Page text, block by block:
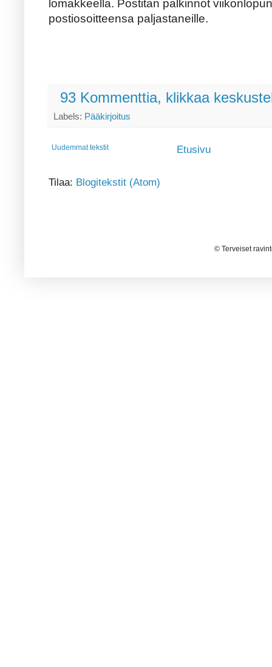
lomakkeella. Postitan palkinnot
postiosoitteensa paljastaneille.
93 Kommenttia, klikkaa
Labels: Pääkirjoitus
Uudemmat tekstit Etusivu
Tilaa: Blogitekstit (Atom)
© Terveiset